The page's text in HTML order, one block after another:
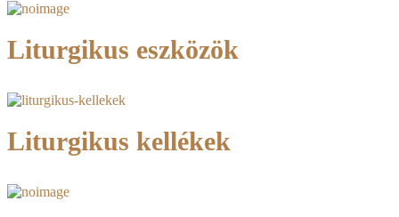
Liturgikus eszközök
Liturgikus kellékek